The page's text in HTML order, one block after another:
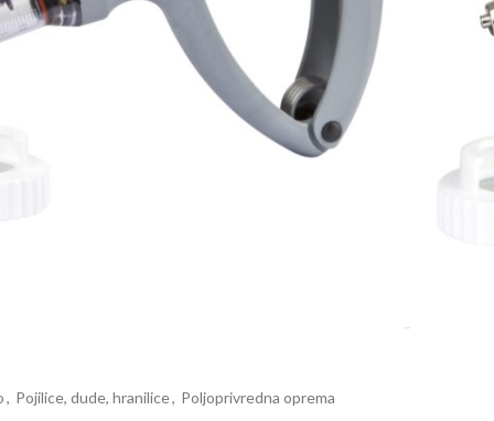
10 dana.
, Pojilice, dude, hranilice, Poljoprivredna oprema